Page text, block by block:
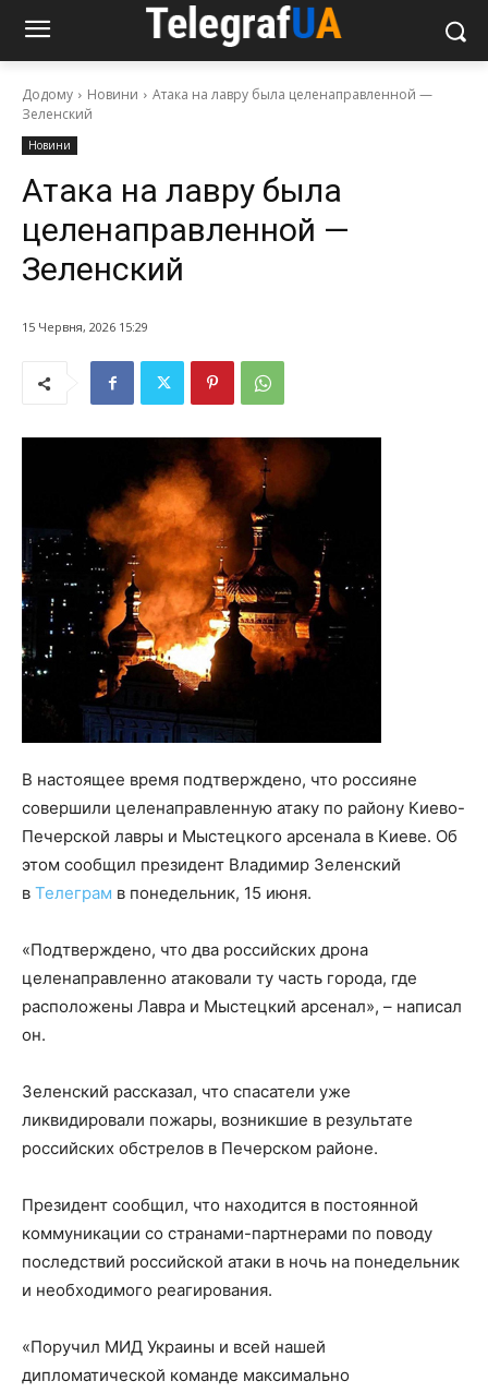
Додому Новини
Атака на лавру была целенаправленной —
Зеленский
Новини
Атака на лавру была
целенаправленной —
Зеленский
15 Червня, 2026 15:29
В настоящее время подтверждено, что россияне
совершили целенаправленную атаку по району Киево-
Печерской лавры и Мыстецкого арсенала в Киеве. Об
этом сообщил президент Владимир Зеленский
в Телеграм в понедельник, 15 июня.
«Подтверждено, что два российских дрона
целенаправленно атаковали ту часть города, где
расположены Лавра и Мыстецкий арсенал», – написал
он.
Зеленский рассказал, что спасатели уже
ликвидировали пожары, возникшие в результате
российских обстрелов в Печерском районе.
Президент сообщил, что находится в постоянной
коммуникации со странами-партнерами по поводу
последствий российской атаки в ночь на понедельник
и необходимого реагирования.
«Поручил МИД Украины и всей нашей
дипломатической команде максимально